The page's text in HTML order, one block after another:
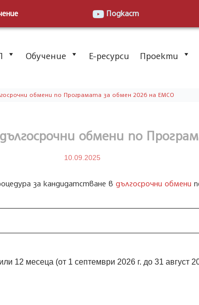
Подкаст
Обучение Е-ресурси Проекти
обмени по Програмата за обмен 2026 на ЕМСО
обмени по
10.09.2025
за кандидатстване в дългосрочни обмени
12 месеца (от 1 септември 2026 г. до 31 август